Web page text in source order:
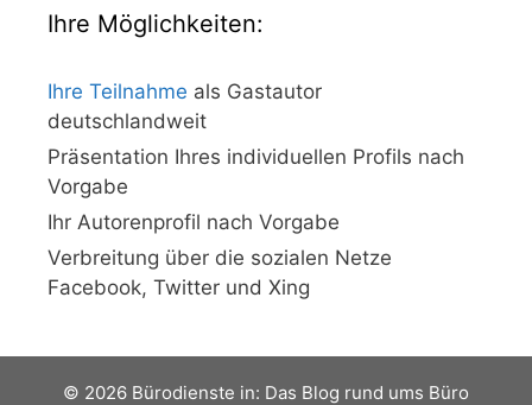
Ihre Möglichkeiten:
Ihre Teilnahme als Gastautor
deutschlandweit
Präsentation Ihres individuellen Profils nach
Vorgabe
Ihr Autorenprofil nach Vorgabe
Verbreitung über die sozialen Netze
Facebook, Twitter und Xing
© 2026 Bürodienste in: Das Blog rund ums Büro